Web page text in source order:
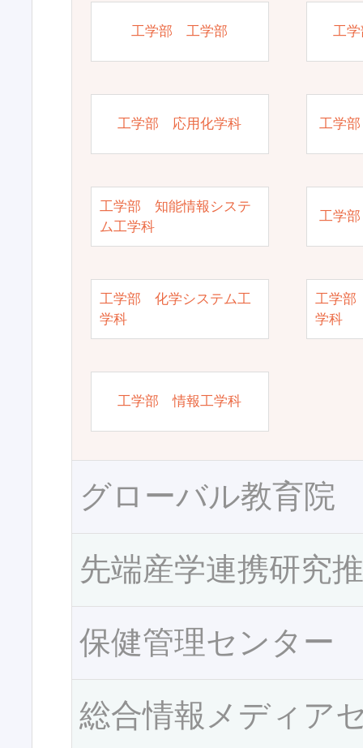
工学部 工学部 工
工学部 応用化学科 工学
工学部 知能情報システ
ム工学科
工学
工学部 化学システム工
学科
工学部
学科
工学部 情報工学科
グローバル教育院
先端産学連携研究
保健管理センター
総合情報メディア